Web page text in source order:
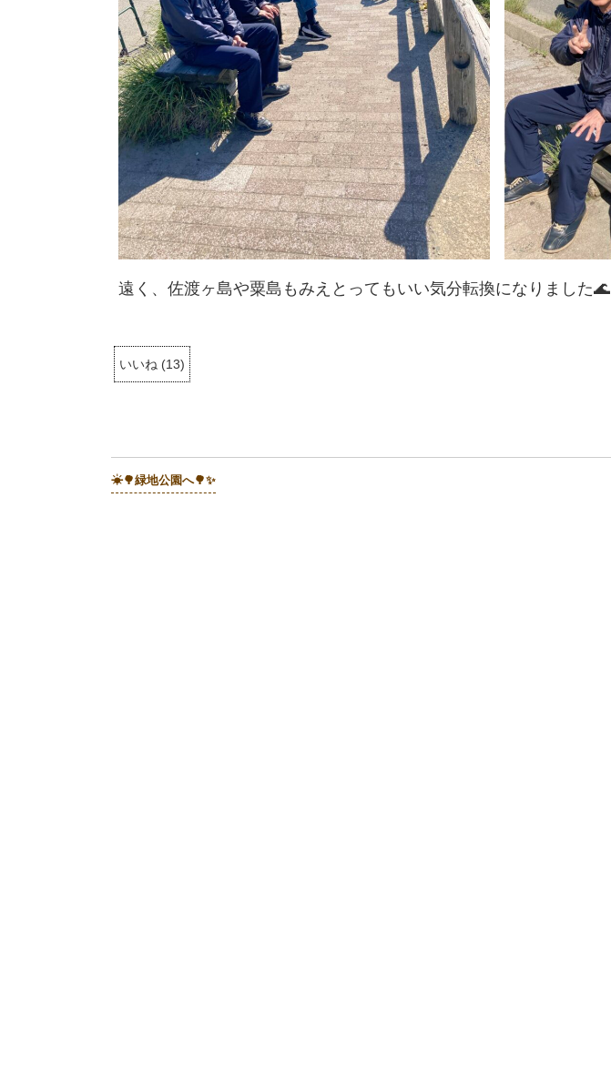
遠く、佐渡ヶ島や粟島もみえとってもいい気分転換になりました🌊
いいね (13)
☀🌳緑地公園へ🌳✨